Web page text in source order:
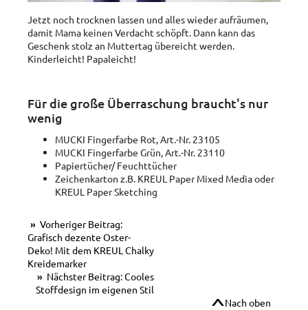
Jetzt noch trocknen lassen und alles wieder aufräumen,
damit Mama keinen Verdacht schöpft. Dann kann das
Geschenk stolz an Muttertag übereicht werden.
Kinderleicht! Papaleicht!
Für die große Überraschung braucht's nur
wenig
MUCKI Fingerfarbe Rot, Art.-Nr. 23105
MUCKI Fingerfarbe Grün, Art.-Nr. 23110
Papiertücher/ Feuchttücher
Zeichenkarton z.B. KREUL Paper Mixed Media oder
KREUL Paper Sketching
Vorheriger Beitrag:
Grafisch dezente Oster-
Deko! Mit dem KREUL Chalky
Kreidemarker
Nächster Beitrag: Cooles
Stoffdesign im eigenen Stil
Nach oben